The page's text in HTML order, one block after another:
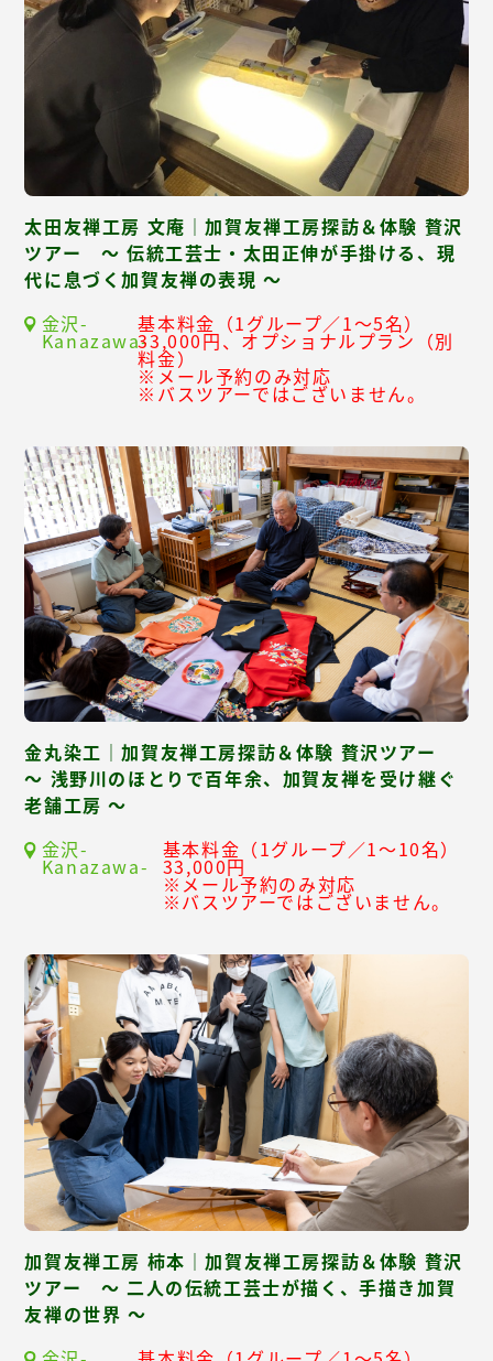
太田友禅工房 文庵｜加賀友禅工房探訪＆体験 贅沢
ツアー ～ 伝統工芸士・太田正伸が手掛ける、現
代に息づく加賀友禅の表現 ～
金沢-
Kanazawa-
基本料金（1グループ／1～5名）
33,000円、オプショナルプラン（別
料金）
※メール予約のみ対応
※バスツアーではございません。
金丸染工｜加賀友禅工房探訪＆体験 贅沢ツアー
～ 浅野川のほとりで百年余、加賀友禅を受け継ぐ
老舗工房 ～
金沢-
Kanazawa-
基本料金（1グループ／1～10名）
33,000円
※メール予約のみ対応
※バスツアーではございません。
加賀友禅工房 柿本｜加賀友禅工房探訪＆体験 贅沢
ツアー ～ 二人の伝統工芸士が描く、手描き加賀
友禅の世界 ～